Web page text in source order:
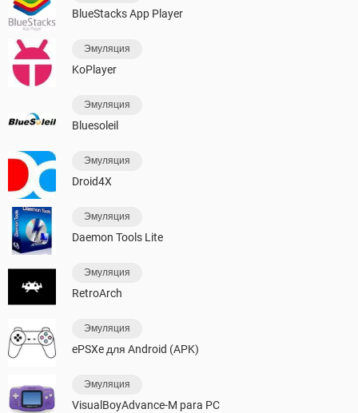
BlueStacks App Player
Эмуляция
KoPlayer
Эмуляция
Bluesoleil
Эмуляция
Droid4X
Эмуляция
Daemon Tools Lite
Эмуляция
RetroArch
Эмуляция
ePSXe для Android (APK)
Эмуляция
VisualBoyAdvance-M para PC